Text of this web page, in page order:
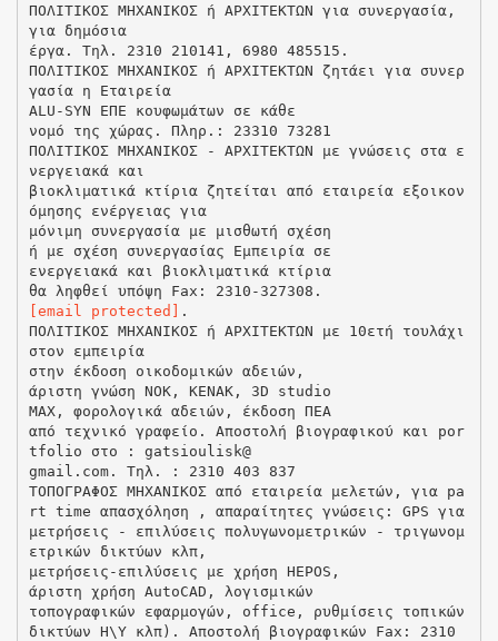
ΠΟΛΙΤΙΚΟΣ ΜΗΧΑΝΙΚΟΣ ή ΑΡΧΙΤΕΚΤΩΝ για συνεργασία,
για δημόσια
έργα. Τηλ. 2310 210141, 6980 485515.
ΠΟΛΙΤΙΚΟΣ ΜΗΧΑΝΙΚΟΣ ή ΑΡΧΙΤΕΚΤΩΝ ζητάει για συνερ
γασία η Εταιρεία
ΑLU-SYN ΕΠΕ κουφωμάτων σε κάθε
νομό της χώρας. Πληρ.: 23310 73281
ΠΟΛΙΤΙΚΟΣ ΜΗΧΑΝΙΚΟΣ - ΑΡΧΙΤΕΚΤΩΝ με γνώσεις στα ε
νεργειακά και
βιοκλιματικά κτίρια ζητείται από εταιρεία εξοικον
όμησης ενέργειας για
μόνιμη συνεργασία με μισθωτή σχέση
ή με σχέση συνεργασίας Εμπειρία σε
ενεργειακά και βιοκλιματικά κτίρια
[email protected] .
ΠΟΛΙΤΙΚΟΣ ΜΗΧΑΝΙΚΟΣ ή ΑΡΧΙΤΕΚΤΩΝ με 10ετή τουλάχι
στον εμπειρία
στην έκδοση οικοδομικών αδειών,
άριστη γνώση ΝΟΚ, ΚΕΝΑΚ, 3D studio
MAX, φορολογικά αδειών, έκδοση ΠΕΑ
από τεχνικό γραφείο. Αποστολή βιογραφικού και por
tfolio στο : gatsioulisk@
gmail.com. Τηλ. : 2310 403 837
ΤΟΠΟΓΡΑΦΟΣ ΜΗΧΑΝΙΚΟΣ από εταιρεία μελετών, για pa
rt time απασχόληση , απαραίτητες γνώσεις: GPS για
μετρήσεις - επιλύσεις πολυγωνομετρικών - τριγωνομ
ετρικών δικτύων κλπ,
μετρήσεις-επιλύσεις με χρήση HEPOS,
άριστη χρήση AutoCAD, λογισμικών
τοπογραφικών εφαρμογών, office, ρυθμίσεις τοπικών
δικτύων Η\Υ κλπ). Αποστολή βιογραφικών Fax: 2310